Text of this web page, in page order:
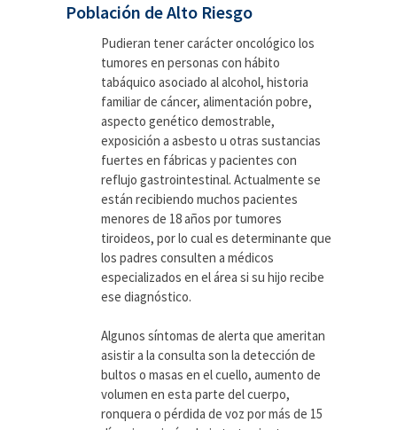
Población de Alto Riesgo
Pudieran tener carácter oncológico los
tumores en personas con hábito
tabáquico asociado al alcohol, historia
familiar de cáncer, alimentación pobre,
aspecto genético demostrable,
exposición a asbesto u otras sustancias
fuertes en fábricas y pacientes con
reflujo gastrointestinal. Actualmente se
están recibiendo muchos pacientes
menores de 18 años por tumores
tiroideos, por lo cual es determinante que
los padres consulten a médicos
especializados en el área si su hijo recibe
ese diagnóstico.
Algunos síntomas de alerta que ameritan
asistir a la consulta son la detección de
bultos o masas en el cuello, aumento de
volumen en esta parte del cuerpo,
ronquera o pérdida de voz por más de 15